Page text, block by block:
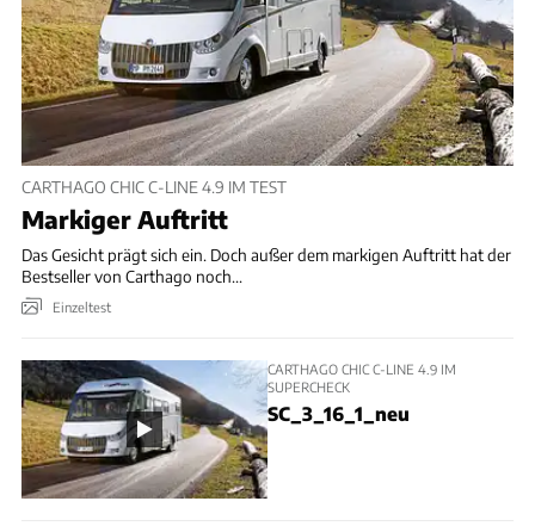
CARTHAGO CHIC C-LINE 4.9 IM TEST
Markiger Auftritt
Das Gesicht prägt sich ein. Doch außer dem markigen Auftritt hat der
Bestseller von Carthago noch...
Einzeltest
CARTHAGO CHIC C-LINE 4.9 IM
SUPERCHECK
SC_3_16_1_neu